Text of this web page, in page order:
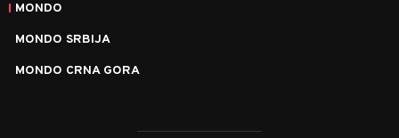
MONDO
MONDO SRBIJA
MONDO CRNA GORA